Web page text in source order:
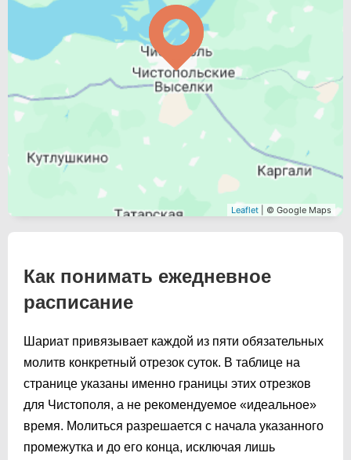
Leaflet | © Google Maps
Как понимать ежедневное
расписание
Шариат привязывает каждой из пяти обязательных
молитв конкретный отрезок суток. В таблице на
странице указаны именно границы этих отрезков
для Чистополя, а не рекомендуемое «идеальное»
время. Молиться разрешается с начала указанного
промежутка и до его конца, исключая лишь